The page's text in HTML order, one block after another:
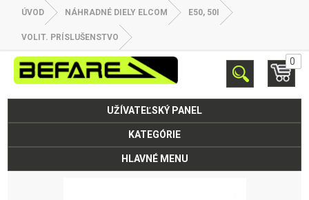
ÚVOD NÁHRADNÉ DIELY ELCOM E50, 50I
VOLIT. PRÍSLUŠENSTVO
0
UŽÍVATEĽSKÝ PANEL
KATEGÓRIE
HLAVNÉ MENU